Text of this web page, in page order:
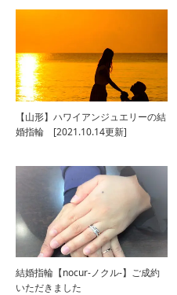
【山形】ハワイアンジュエリーの結
婚指輪 [2021.10.14更新]
結婚指輪【nocur‐ノクル‐】ご成約
いただきました